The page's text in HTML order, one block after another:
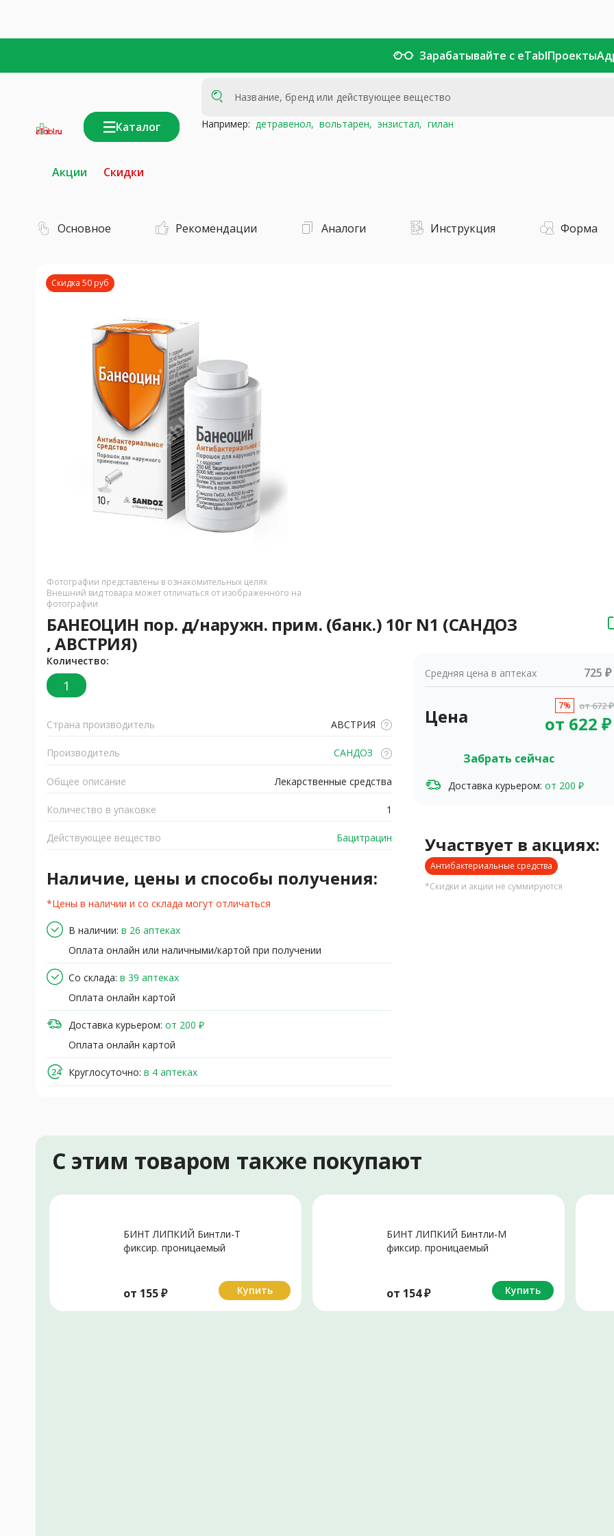
Зарабатывайте с eTablПроекты
Каталог Например: детравенол, вольтарен, энзистал, гилан
Акции Скидки
Основное Рекомендации Аналоги Инструкция Форма
Скидка 50 руб
Фотографии представлены в ознакомительных целях
Внешний вид товара может отличаться от изображенного на
фотографии
БАНЕОЦИН пор. д/наружн. прим. (банк.) 10г N1 (САНДОЗ
, АВСТРИЯ)
Количество:
1
Страна производитель АВСТРИЯ
Производитель САНДОЗ
Общее описание Лекарственные средства
Количество в упаковке 1
Действующее вещество Бацитрацин
Наличие, цены и способы получения:
*Цены в наличии и со склада могут отличаться
В наличии: в 26 аптеках
Оплата онлайн или наличными/картой при получении
Со склада: в 39 аптеках
Оплата онлайн картой
Доставка курьером: от 200 ₽
Оплата онлайн картой
Круглосуточно: в 4 аптеках
Средняя цена в аптеках 725 ₽
Цена 7% от672₽
от 622 ₽
Забрать сейчас
Доставка курьером: от 200 ₽
Участвует в акциях:
Антибактериальные средства
*Скидки и акции не суммируются
С этим товаром также покупают
БИНТ ЛИПКИЙ Бинтли-Т
фиксир. проницаемый
от 155₽ Купить
БИНТ ЛИПКИЙ Бинтли-М
фиксир. проницаемый
от 154₽ Купить